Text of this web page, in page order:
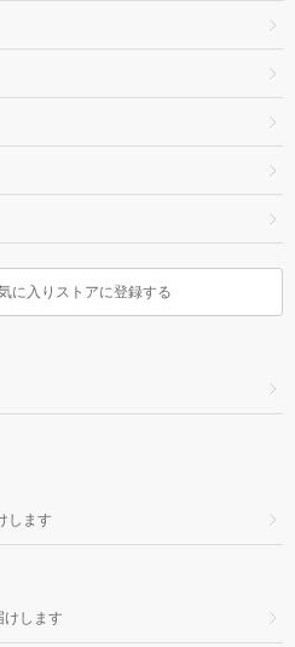
に入りストアに登録する
します
けします